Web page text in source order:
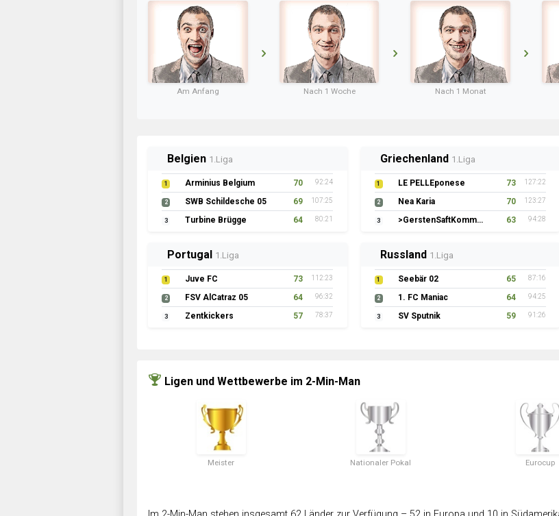
Am Anfang Nach 1 Woche Nach 1 Monat
Belgien 1.Liga
1 Arminius Belgium 70 92:24
2 SWB Schildesche 05 69 107:25
3 Turbine Brügge 64 80:21
Griechenland 1.Liga
1 LE PELLEponese 73 127:22
2 Nea Karia 70 123:27
3 >GerstenSaftKommando 63 94:28
Portugal 1.Liga
1 Juve FC 73 112:23
2 FSV AlCatraz 05 64 96:32
3 Zentkickers 57 78:37
Russland 1.Liga
1 Seebär 02 65 87:16
2 1. FC Maniac 64 94:25
3 SV Sputnik 59 91:26
Ligen und Wettbewerbe im 2-Min-Man
Meister Nationaler Pokal Eurocup